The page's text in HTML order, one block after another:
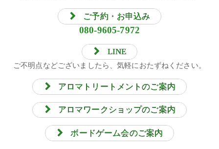
ご予約・お申込み
080-9605-7972
LINE
ご不明点などございましたら、気軽におたずねください。
アロマトリートメントのご案内
アロマワークショップのご案内
ボードゲーム会のご案内